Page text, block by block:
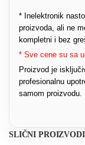
* Inelektronik
proizvoda, ali ne
kompletni i bez
* Sve cene su sa
Proizvod je
profesionalnu
samom proizvodu.
SLIČNI PROIZVODI